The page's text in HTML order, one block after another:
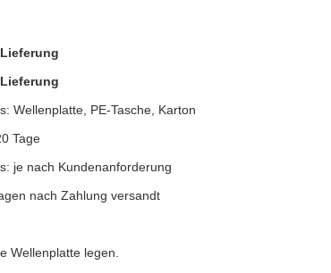
Wellenplatte, PE-Tasche, Karton
Tage
je nach Kundenanforderung
nach Zahlung versandt
Wellenplatte legen.